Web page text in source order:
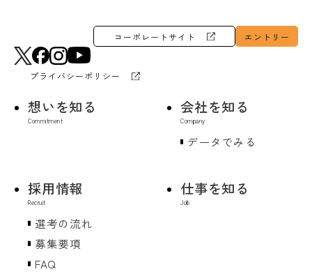
コーポレートサイト エントリー
プライバシーポリシー
想いを知る 会社を知る
データでみる
採用情報
選考の流れ
募集要項
FAQ
仕事を知る